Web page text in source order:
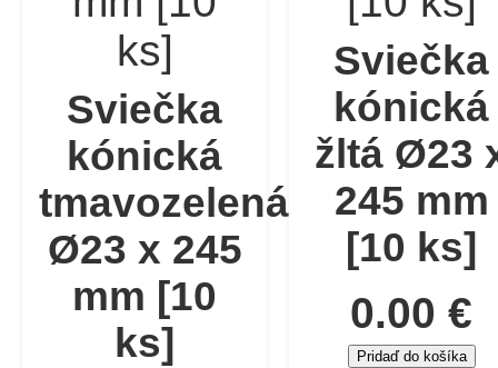
Sviečka
kónická
tmavozelená
Ø23 x 245
mm [10
ks]
Sviečka
kónická
žltá Ø23
245 mm
[10 ks]
0.00 €
Pridaď do košíka